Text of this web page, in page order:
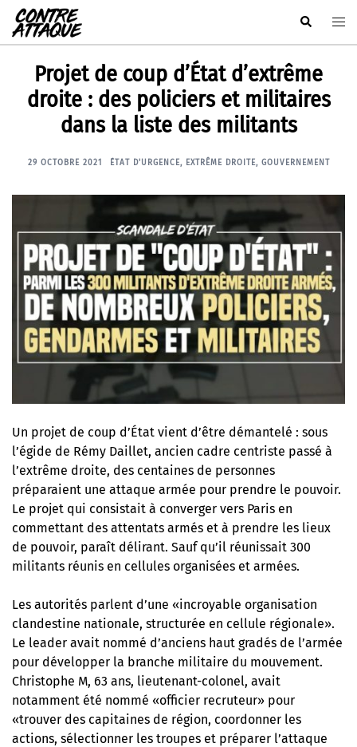
Aller
au
contenu
Rechercher
Projet de coup d’État d’extrême
droite : des policiers et militaires
dans la liste des militants
29 OCTOBRE 2021 ÉTAT D'URGENCE, EXTRÊME DROITE, GOUVERNEMENT
Un projet de coup d’État vient d’être démantelé : sous
l’égide de Rémy Daillet, ancien cadre centriste passé à
l’extrême droite, des centaines de personnes
préparaient une attaque armée pour prendre le pouvoir.
Le projet qui consistait à converger vers Paris en
commettant des attentats armés et à prendre les lieux
de pouvoir, paraît délirant. Sauf qu’il réunissait 300
militants réunis en cellules organisées et armées.
Les autorités parlent d’une «incroyable organisation
clandestine nationale, structurée en cellule régionale».
Le leader avait nommé d’anciens haut gradés de l’armée
pour développer la branche militaire du mouvement.
Christophe M, 63 ans, lieutenant-colonel, avait
notamment été nommé «officier recruteur» pour
«trouver des capitaines de région, coordonner les
actions, sélectionner les troupes et préparer l’attaque